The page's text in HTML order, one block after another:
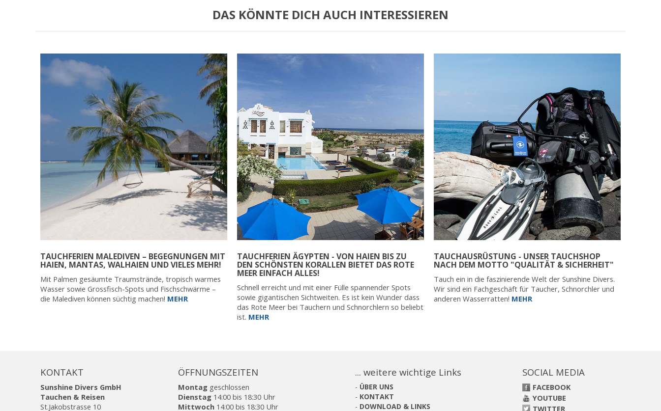
DAS KÖNNTE DICH AUCH INTERESSIEREN
TAUCHFERIEN MALEDIVEN – BEGEGNUNGEN MIT
HAIEN, MANTAS, WALHAIEN UND VIELES MEHR!
Mit Palmen gesäumte Traumstrände, tropisch warmes
Wasser sowie Grossfisch-Spots und Fischschwärme –
die Malediven können süchtig machen! MEHR
TAUCHFERIEN ÄGYPTEN - VON HAIEN BIS ZU
DEN SCHÖNSTEN KORALLEN BIETET DAS ROTE
MEER EINFACH ALLES!
Schnell erreicht und mit einer Fülle spannender Spots
sowie gigantischen Sichtweiten. Es ist kein Wunder dass
das Rote Meer bei Tauchern und Schnorchlern so beliebt
ist. MEHR
TAUCHAUSRÜSTUNG - UNSER TAUCHSHOP
NACH DEM MOTTO "QUALITÄT & SICHERHEIT"
Tauch ein in die faszinierende Welt der Sunshine Divers.
Wir sind ein Fachgeschäft für Taucher, Schnorchler und
anderen Wasserratten! MEHR
KONTAKT
Sunshine Divers GmbH
Tauchen & Reisen
St.Jakobstrasse 10
ÖFFNUNGSZEITEN
Montag geschlossen
Dienstag 14:00 bis 18:30 Uhr
Mittwoch 14:00 bis 18:30 Uhr
... weitere wichtige Links
- ÜBER UNS
- KONTAKT
- DOWNLOAD & LINKS
SOCIAL MEDIA
FACEBOOK
YOUTUBE
TWITTER